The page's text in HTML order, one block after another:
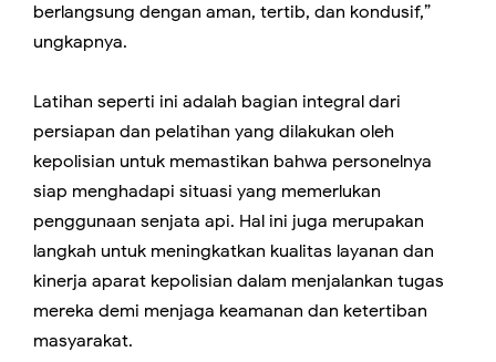
berlangsung dengan aman, tertib, dan kondusif,”
ungkapnya.
Latihan seperti ini adalah bagian integral dari
persiapan dan pelatihan yang dilakukan oleh
kepolisian untuk memastikan bahwa personelnya
siap menghadapi situasi yang memerlukan
penggunaan senjata api. Hal ini juga merupakan
langkah untuk meningkatkan kualitas layanan dan
kinerja aparat kepolisian dalam menjalankan tugas
mereka demi menjaga keamanan dan ketertiban
masyarakat.